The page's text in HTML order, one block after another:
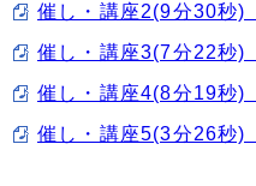
催し・講座2(9分30秒)
催し・講座3(7分22秒)
催し・講座4(8分19秒)
催し・講座5(3分26秒)